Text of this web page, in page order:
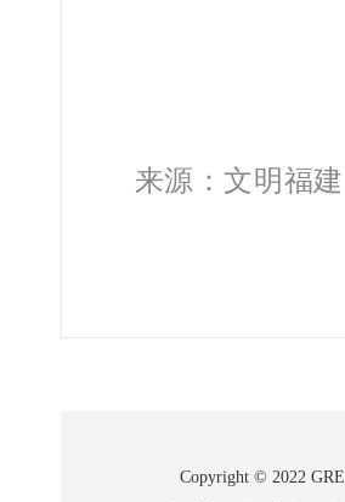
来源：文明福建
Copyright © 2022